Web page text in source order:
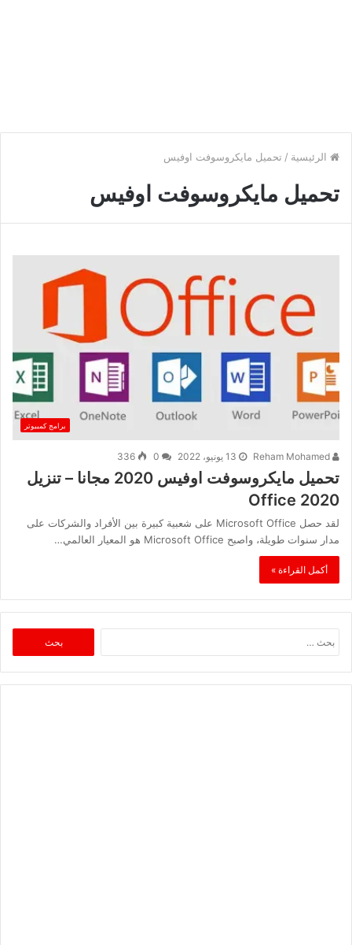
الرئيسية / تحميل مايكروسوفت اوفيس
تحميل مايكروسوفت اوفيس
برامج كمبيوتر
13 يونيو، 2022 336
تحميل مايكروسوفت اوفيس 2020 مجانا – تنزيل
Office 2020
لقد حصل Microsoft Office على شعبية كبيرة بين الأفراد والشركات على
مدار سنوات طويلة، واصبح Microsoft Office هو المعيار العالمي…
أكمل القراءة »
عن: